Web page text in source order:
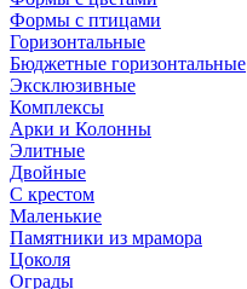
Формы с птицами
Горизонтальные
Бюджетные горизонтальные
Эксклюзивные
Комплексы
Арки и Колонны
Элитные
Двойные
С крестом
Маленькие
Памятники из мрамора
Цоколя
Ограды